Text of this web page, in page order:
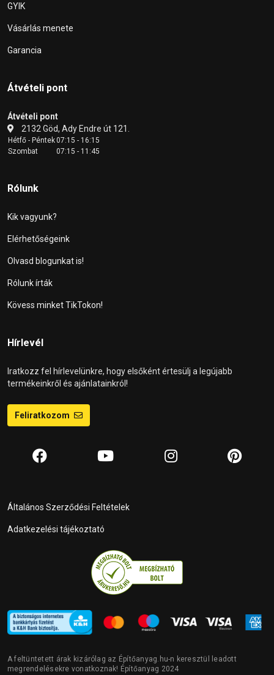
GYIK
Vásárlás menete
Garancia
Átvételi pont
Átvételi pont
2132 Göd, Ady Endre út 121.
Hétfő - Péntek07:15 - 16:15
Szombat
07:15 - 11:45
Rólunk
Kik vagyunk?
Elérhetőségeink
Olvasd blogunkat is!
Rólunk írták
Kövess minket TikTokon!
Hírlevél
Iratkozz fel hírlevelünkre, hogy elsőként értesülj a legújabb
termékeinkről és ajánlatainkról!
Feliratkozom
Általános Szerződési Feltételek
Adatkezelési tájékoztató
A feltüntetett árak kizárólag az Építőanyag.hu-n keresztül leadott
megrendelésekre vonatkoznak! Építőanyag 2024